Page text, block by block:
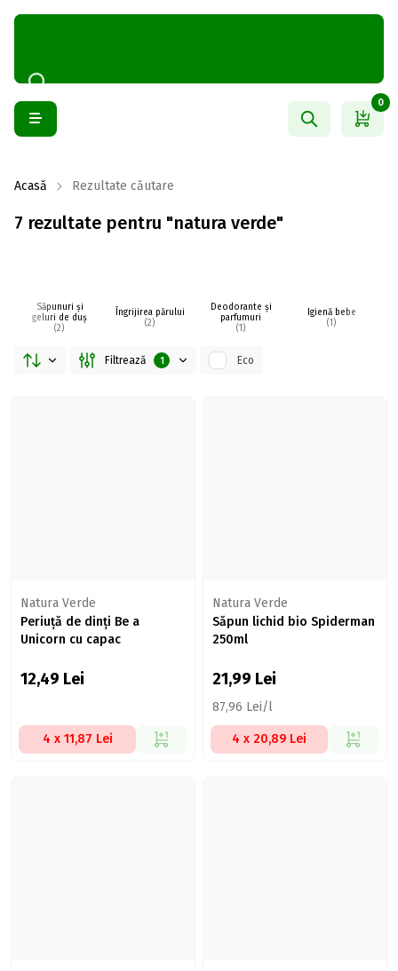
0
Acasă Rezultate căutare
7 rezultate pentru "natura verde"
Săpunuri și
geluri de duș
(2)
Îngrijirea părului
(2)
Deodorante și
parfumuri
(1)
Igienă bebe
(1)
Filtrează 1 Eco
Natura Verde
Periuță de dinți Be a
Unicorn cu capac
12,49 Lei
4 x 11,87 Lei
Natura Verde
Săpun lichid bio Spiderman
250ml
21,99 Lei
87,96 Lei/l
4 x 20,89 Lei